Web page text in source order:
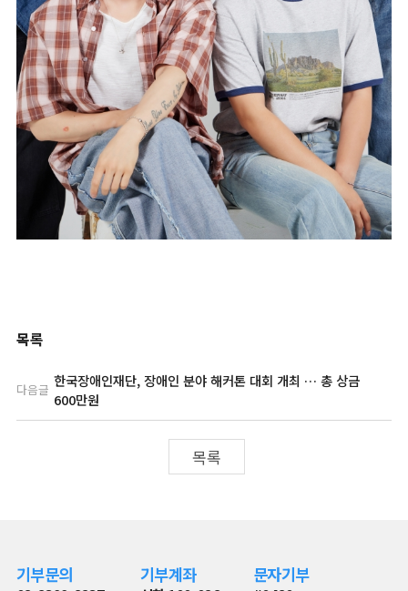
목록
다음글 한국장애인재단, 장애인 분야 해커톤 대회 개최 … 총 상금
600만원
목록
기부문의 기부계좌 문자기부